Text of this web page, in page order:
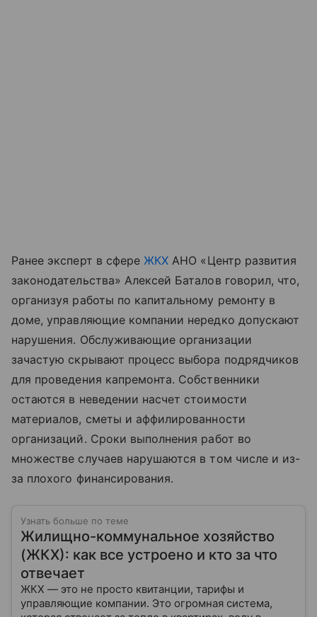
Ранее эксперт в сфереЖКХ АНО «Центр развития
законодательства» Алексей Баталов говорил, что,
организуя работы по капитальному ремонту в
доме, управляющие компании нередко допускают
нарушения. Обслуживающие организации
зачастую скрывают процесс выбора подрядчиков
для проведения капремонта. Собственники
остаются в неведении насчет стоимости
материалов, сметы и аффилированности
организаций. Сроки выполнения работ во
множестве случаев нарушаются в том числе и из-
за плохого финансирования.
Узнать больше по теме
Жилищно-коммунальное хозяйство
(ЖКХ): как все устроено и кто за что
отвечает
ЖКХ — это не просто квитанции, тарифы и
управляющие компании. Это огромная система,